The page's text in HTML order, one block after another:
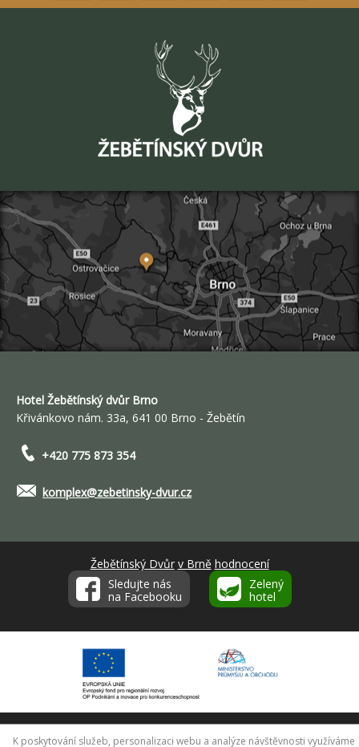
Hotel Žebětínský dvůr Brno
Křivánkovo nám. 33a, 641 00 Brno - Žebětín
+420 775 873 354
komplex@zebetinsky-dvur.cz
Žebětínský Dvůr v Brně hodnocení
Sledujte nás
na Facebooku
Zelený
hotel
webové stránky od r3d.cz
K poskytování služeb, personalizaci webu a analýze návštěvnosti využíváme